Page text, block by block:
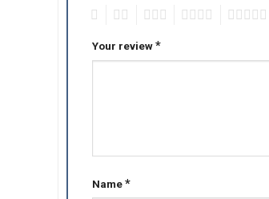
Your review*
Name*